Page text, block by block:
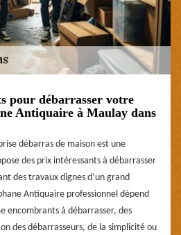
pour débarrasser votre
Antiquaire à Maulay dans
débarras de maison est une
des prix intéressants à débarrasser
des travaux dignes d’un grand
Antiquaire professionnel dépend
encombrants à débarrasser, des
des débarrasseurs, de la simplicité ou